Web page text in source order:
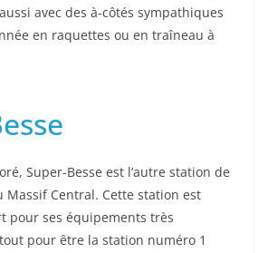
avec des à-côtés sympathiques
en raquettes ou en traîneau à
Super-Besse est l’autre station de
Central. Cette station est
pour ses équipements très
pour être la station numéro 1